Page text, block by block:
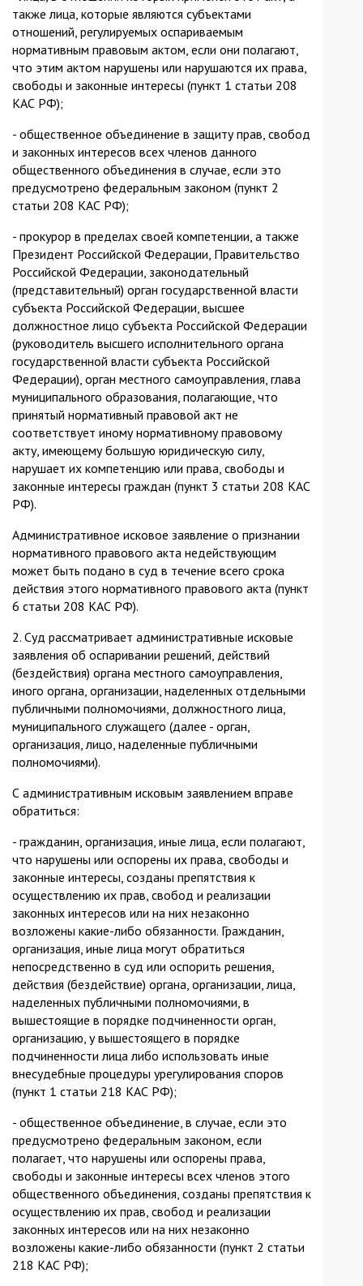
также лица, которые являются субъектами
отношений, регулируемых оспариваемым
нормативным правовым актом, если они полагают,
что этим актом нарушены или нарушаются их права,
свободы и законные интересы (пункт 1 статьи 208
КАС РФ);
- общественное объединение в защиту прав, свобод
и законных интересов всех членов данного
общественного объединения в случае, если это
предусмотрено федеральным законом (пункт 2
статьи 208 КАС РФ);
- прокурор в пределах своей компетенции, а также
Президент Российской Федерации, Правительство
Российской Федерации, законодательный
(представительный) орган государственной власти
субъекта Российской Федерации, высшее
должностное лицо субъекта Российской Федерации
(руководитель высшего исполнительного органа
государственной власти субъекта Российской
Федерации), орган местного самоуправления, глава
муниципального образования, полагающие, что
принятый нормативный правовой акт не
соответствует иному нормативному правовому
акту, имеющему большую юридическую силу,
нарушает их компетенцию или права, свободы и
законные интересы граждан (пункт 3 статьи 208 КАС
РФ).
Административное исковое заявление о признании
нормативного правового акта недействующим
может быть подано в суд в течение всего срока
действия этого нормативного правового акта (пункт
6 статьи 208 КАС РФ).
2. Суд рассматривает административные исковые
заявления об оспаривании решений, действий
(бездействия) органа местного самоуправления,
иного органа, организации, наделенных отдельными
публичными полномочиями, должностного лица,
муниципального служащего (далее - орган,
организация, лицо, наделенные публичными
полномочиями).
С административным исковым заявлением вправе
обратиться:
- гражданин, организация, иные лица, если полагают,
что нарушены или оспорены их права, свободы и
законные интересы, созданы препятствия к
осуществлению их прав, свобод и реализации
законных интересов или на них незаконно
возложены какие-либо обязанности. Гражданин,
организация, иные лица могут обратиться
непосредственно в суд или оспорить решения,
действия (бездействие) органа, организации, лица,
наделенных публичными полномочиями, в
вышестоящие в порядке подчиненности орган,
организацию, у вышестоящего в порядке
подчиненности лица либо использовать иные
внесудебные процедуры урегулирования споров
(пункт 1 статьи 218 КАС РФ);
- общественное объединение, в случае, если это
предусмотрено федеральным законом, если
полагает, что нарушены или оспорены права,
свободы и законные интересы всех членов этого
общественного объединения, созданы препятствия к
осуществлению их прав, свобод и реализации
законных интересов или на них незаконно
возложены какие-либо обязанности (пункт 2 статьи
218 КАС РФ);